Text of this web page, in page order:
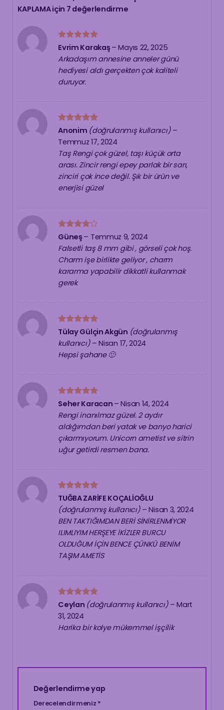
KAPLAMAiçin 7 değerlendirme
5 üzerinden
Evrim Karakaş – Mayıs 22, 2025
Arkadaşım annesine anneler günü
hediyesi aldı gerçekten çok kaliteli
duruyor.
5 üzerinden
Anonim (doğrulanmış kullanıcı) –
Temmuz 17, 2024
Taş Rengi çok güzel, taşı küçük orta
arası. Zincir rengi epey parlak bir sarı,
zinciri çok ince değil. Şık bir ürün ve
enerjisi güzel
5
üzerinden
4oy aldı
Güneş – Temmuz 9, 2024
Falsetli taş 8 mm gibi , görseli çok hoş.
Charm işe birlikte geliyor , charm
kararma yapabilir dikkatli kullanmak
gerek
5 üzerinden
oy aldı
Tülay Gülçin Akgün (doğrulanmış
kullanıcı) – Nisan 17, 2024
Hepsi şahane 🙂
5 üzerinden
Seher Karacan – Nisan 14, 2024
Rengi inanılmaz güzel. 2 aydır
aldığımdan beri yatak ve banyo harici
çıkarmıyorum. Unicorn ametist ve sitrin
uğur getirdi resmen bana.
5 üzerinden
5oy aldı
TUĞBA ZARİFE KOÇALİOĞLU
(doğrulanmış kullanıcı) – Nisan 3, 2024
BEN TAKTIĞIMDAN BERİ SİNİRLENMİYOR
ILIMLIYIM HERŞEYE İKİZLER BURCU
OLDUĞUM İÇİN BENCE ÇÜNKÜ BENİM
TAŞIM AMETİS
5 üzerinden
oy aldı
Ceylan (doğrulanmış kullanıcı) – Mart
31, 2024
Harika bir kolye mükemmel işçilik
Değerlendirme yap
Derecelendirmeniz *